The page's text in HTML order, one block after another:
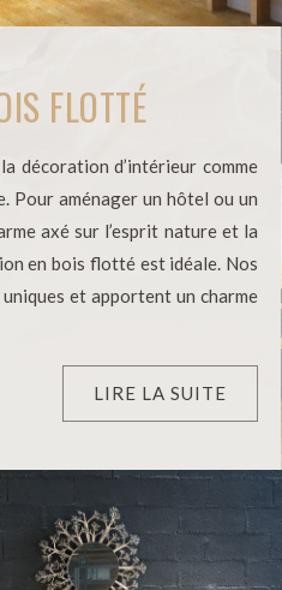
FLOTTÉ
décoration d’intérieur comme
Pour aménager un hôtel ou un
axé sur l’esprit nature et la
en bois flotté est idéale. Nos
et apportent un charme
LIRE LA SUITE